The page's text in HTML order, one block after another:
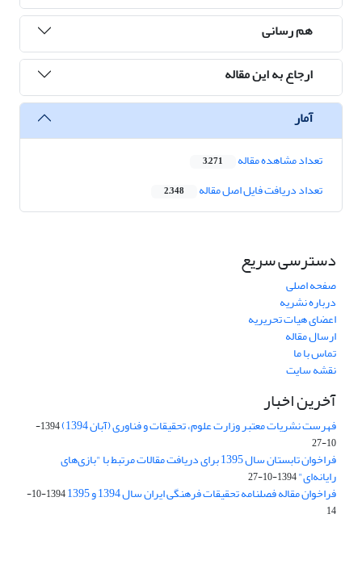
هم رسانی
ارجاع به این مقاله
آمار
تعداد مشاهده مقاله 3,271
تعداد دریافت فایل اصل مقاله 2,348
دسترسی سریع
صفحه اصلی
درباره نشریه
اعضای هیات تحریریه
ارسال مقاله
تماس با ما
نقشه سایت
آخرین اخبار
فهرست نشریات معتبر وزارت علوم، تحقیقات و فناوری (آبان 1394)
1394-
10-27
فراخوان تابستان سال 1395 برای دریافت مقالات مرتبط با "بازی‌های
رایانه‌ای"1394-10-27
فراخوان مقاله فصلنامه تحقیقات فرهنگی ایران سال 1394 و 1395
1394-10-
14